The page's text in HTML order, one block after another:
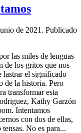
de 2021 . Publicado
las miles de lenguas
de los gritos que nos
lastrar el significado
de la historia. Pero
transformar esta
Kathy Garzón
Intentamos
con dos de ellas,
No es para...